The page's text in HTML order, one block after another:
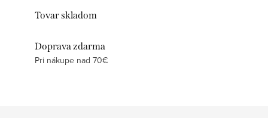
Tovar skladom
Doprava zdarma
Pri nákupe nad 70€